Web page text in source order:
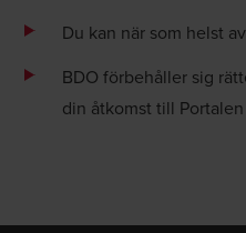
Du kan när som helst
BDO förbehåller sig
din åtkomst till